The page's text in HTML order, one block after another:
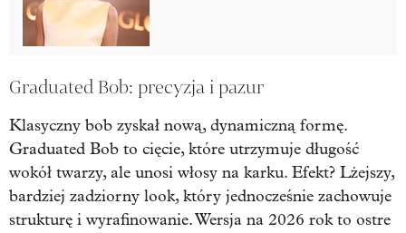
Graduated Bob: precyzja i pazur
Klasyczny bob zyskał nową, dynamiczną formę.
Graduated Bob to cięcie, które utrzymuje długość
wokół twarzy, ale unosi włosy na karku. Efekt? Lżejszy,
bardziej zadziorny look, który jednocześnie zachowuje
strukturę i wyrafinowanie. Wersja na 2026 rok to ostre